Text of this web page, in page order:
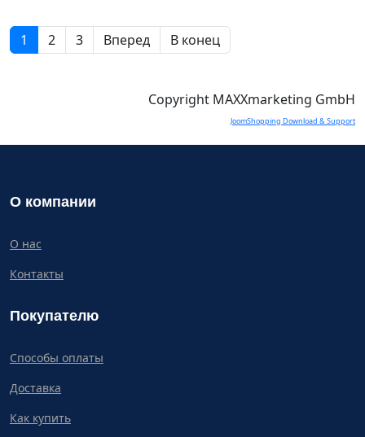
1 2 3 Вперед В конец
Copyright MAXXmarketing GmbH
JoomShopping Download & Support
О компании
О нас
Контакты
Покупателю
Способы оплаты
Доставка
Как купить